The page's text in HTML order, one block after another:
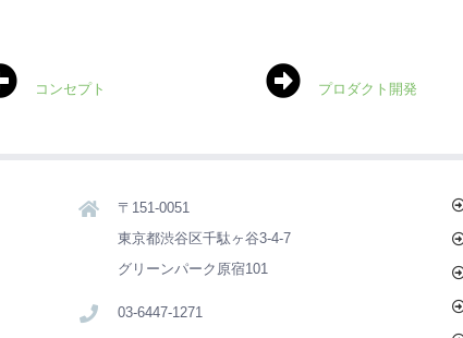
コンセプト プロダクト開発
〒151-0051
東京都渋谷区千駄ヶ谷3-4-7
グリーンパーク原宿101
03-6447-1271